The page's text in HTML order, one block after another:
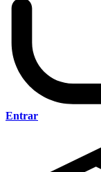
Entrar